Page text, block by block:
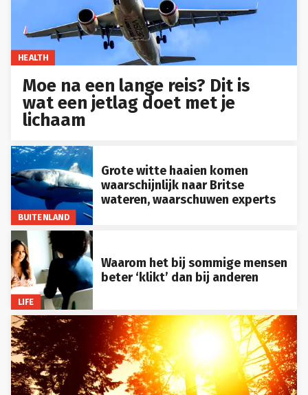
HEALTH
Moe na een lange reis? Dit is
wat een jetlag doet met je
lichaam
BUITENLAND
Grote witte haaien komen
waarschijnlijk naar Britse
wateren, waarschuwen experts
LIFE
Waarom het bij sommige mensen
beter ‘klikt’ dan bij anderen